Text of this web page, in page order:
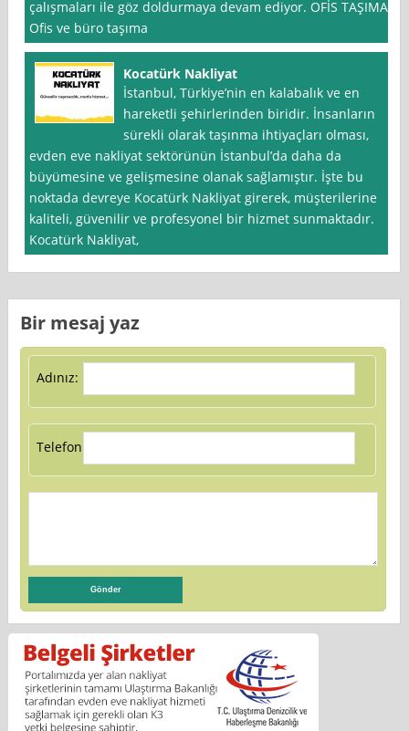
çalışmaları ile göz doldurmaya devam ediyor. OFİS TAŞIMA
Ofis ve büro taşıma
Kocatürk Nakliyat
İstanbul, Türkiye’nin en kalabalık ve en
hareketli şehirlerinden biridir. İnsanların
sürekli olarak taşınma ihtiyaçları olması,
evden eve nakliyat sektörünün İstanbul’da daha da
büyümesine ve gelişmesine olanak sağlamıştır. İşte bu
noktada devreye Kocatürk Nakliyat girerek, müşterilerine
kaliteli, güvenilir ve profesyonel bir hizmet sunmaktadır.
Kocatürk Nakliyat,
Bir mesaj yaz
Adınız:
Telefon: